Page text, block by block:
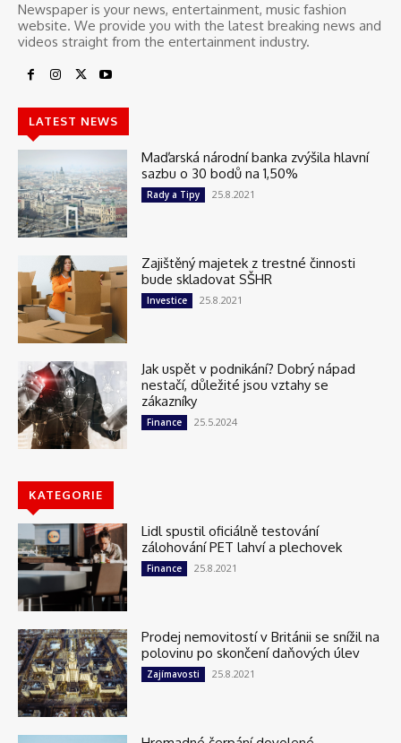
Newspaper is your news, entertainment, music fashion
website. We provide you with the latest breaking news and
videos straight from the entertainment industry.
LATEST NEWS
Maďarská národní banka zvýšila hlavní
sazbu o 30 bodů na 1,50%
Rady a Tipy 25.8.2021
Zajištěný majetek z trestné činnosti
bude skladovat SŠHR
Investice 25.8.2021
Jak uspět v podnikání? Dobrý nápad
nestačí, důležité jsou vztahy se
zákazníky
Finance 25.5.2024
KATEGORIE
Lidl spustil oficiálně testování
zálohování PET lahví a plechovek
Finance 25.8.2021
Prodej nemovitostí v Británii se snížil na
polovinu po skončení daňových úlev
Zajímavosti 25.8.2021